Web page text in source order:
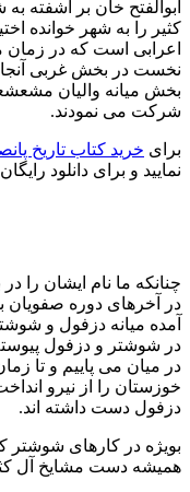
ابوالفتح خان بر
کثیر را به شهر خوانده
اعرابی است که در
نخست در بخش غربی آنجا
بخش میانه والیان
شرکت می نمودند.
برای خرید کتاب تاریخ
نمایید و برای دانلود
چنانکه ما نام ایشان را
در آخرهای دوره
آمده میانه دزفول و
در شوشتر و دزفول پیوسته
در میان می پاییم و تا
خوزستان را از نیرو
دزفول دست داشته اند.
بویژه در کارهای شوشتر
همیشه دست مشایخ آل